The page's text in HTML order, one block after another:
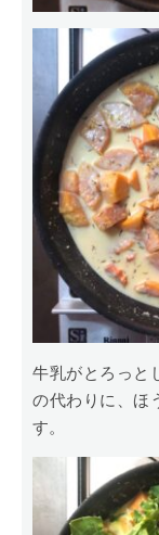
牛乳がとろっと
の代わりに、ほ
す。